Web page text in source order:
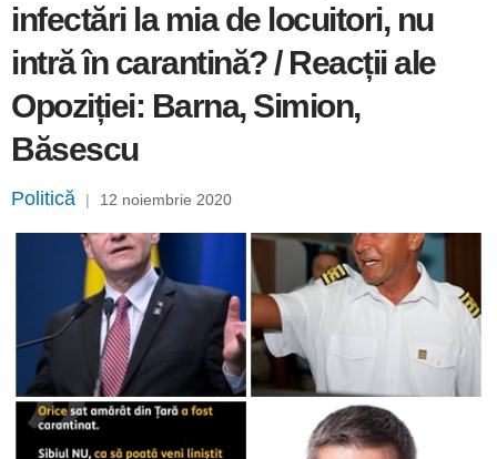
infectări la mia de locuitori, nu
intră în carantină? / Reacții ale
Opoziției: Barna, Simion,
Băsescu
Politică | 12 noiembrie 2020